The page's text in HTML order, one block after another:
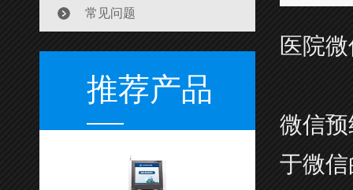
常见问题
推荐产品
医院
微信
于微